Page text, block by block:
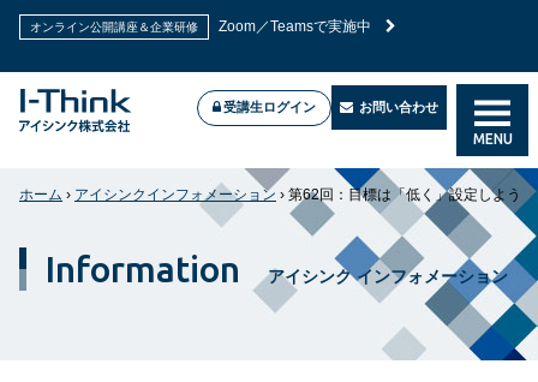
受講生ログイン お問い合わせ
MENU
Information アイシンク インフォメーション
ホーム › アイシンクインフォメーション › 第62回：目標は「低く」設定しよう